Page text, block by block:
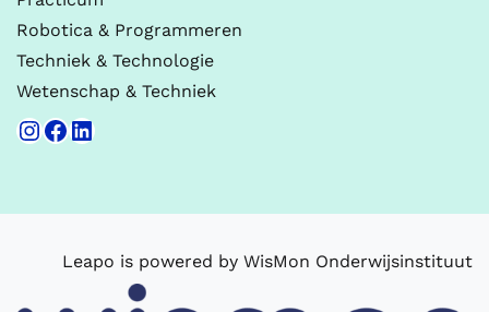
Robotica & Programmeren
Techniek & Technologie
Wetenschap & Techniek
Instagram
Facebook
LinkedIn
Leapo is powered by WisMon Onderwijsinstituut